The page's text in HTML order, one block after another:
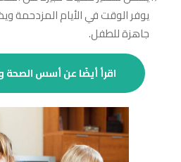
يوفر الوقت في الأيام المزدحمة
جاهزة للطفل.
اقرأ أيضًا عن أسس الصحة